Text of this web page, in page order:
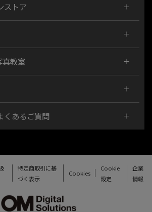
ストア
真教室
くあるご質問
特定商取引に基
づく表示
Cookies
Cookie
設定
企業
情報